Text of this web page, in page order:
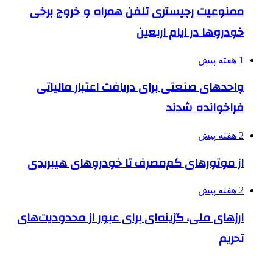
ممنوعیت رجیستری تلفن همراه و خروج برخی
خودروها در ایام اربعین
1 هفته پیش
واحدهای صنعتی برای دریافت اعتبار مالیاتی
فراخوانده شدند
2 هفته پیش
از موتورهای کم‌مصرف تا خودروهای هیبریدی
2 هفته پیش
ارزهای ملی، گزینه‌ای برای عبور از محدودیت‌های
تحریم